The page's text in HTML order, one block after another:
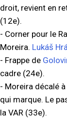
droit, revient en
(12e).
- Corner pour le
Moreira. Lukáš
- Frappe de
cadre (24e).
- Moreira décalé
qui marque. Le
la VAR (33e).